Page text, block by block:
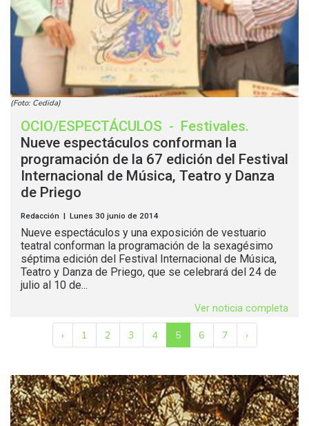
(Foto: Cedida)
OCIO/ESPECTÁCULOS - Festivales.
Nueve espectáculos conforman la
programación de la 67 edición del Festival
Internacional de Música, Teatro y Danza
de Priego
Redacción | Lunes 30 junio de 2014
Nueve espectáculos y una exposición de vestuario
teatral conforman la programación de la sexagésimo
séptima edición del Festival Internacional de Música,
Teatro y Danza de Priego, que se celebrará del 24 de
julio al 10 de...
Ver noticia completa
‹ 1 2 3 4 5 6 7 ›